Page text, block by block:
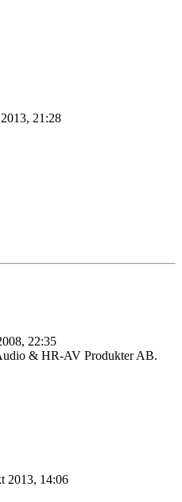
21:28
22:35
& HR-AV Produkter AB.
2013, 14:06